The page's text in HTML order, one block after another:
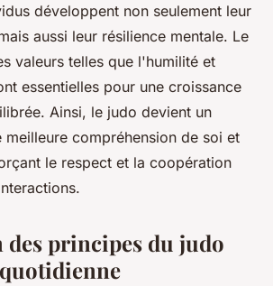
développent non seulement leur
aussi leur résilience mentale. Le
valeurs telles que l'humilité et
essentielles pour une croissance
Ainsi, le judo devient un
meilleure compréhension de soi et
le respect et la coopération
principes du judo